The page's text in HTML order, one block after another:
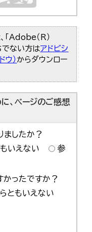
「Adobe（R）
でない方はアドビシ
ウ） からダウンロー
、ページのご感想
ましたか？
いえない
参
かったですか？
ともいえない